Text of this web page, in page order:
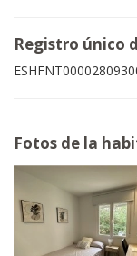
Registro único
Fotos de la